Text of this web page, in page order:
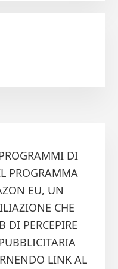
DI
PROGRAMMA
EU, UN
CHE
DI PERCEPIRE
LINK AL